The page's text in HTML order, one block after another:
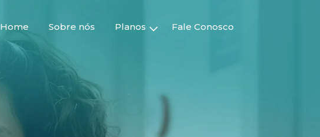
Home Sobre nós Planos Fale Conosco